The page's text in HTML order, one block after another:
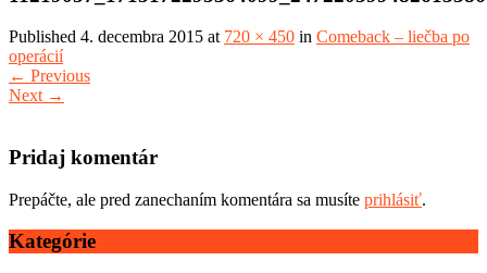
Published 4. decembra 2015 at 720 × 450 in Comeback – liečba po
operácií
← Previous
Next →
Pridaj komentár
Prepáčte, ale pred zanechaním komentára sa musíte prihlásiť.
Kategórie